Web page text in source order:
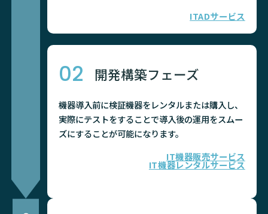
ITADサービス
02 開発構築フェーズ
機器導入前に検証機器をレンタルまたは購入し、
実際にテストをすることで導入後の運用をスムー
ズにすることが可能になります。
IT機器販売サービス
IT機器レンタルサービス